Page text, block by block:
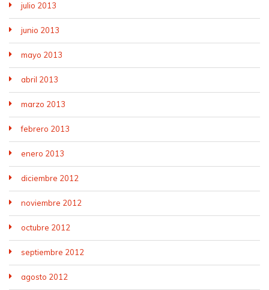
julio 2013
junio 2013
mayo 2013
abril 2013
marzo 2013
febrero 2013
enero 2013
diciembre 2012
noviembre 2012
octubre 2012
septiembre 2012
agosto 2012